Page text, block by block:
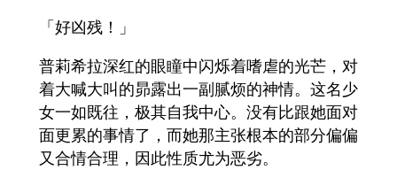
「好凶残！」
普莉希拉深红的眼瞳中闪烁着嗜虐的光芒，对
着大喊大叫的昴露出一副腻烦的神情。这名少
女一如既往，极其自我中心。没有比跟她面对
面更累的事情了，而她那主张根本的部分偏偏
又合情合理，因此性质尤为恶劣。